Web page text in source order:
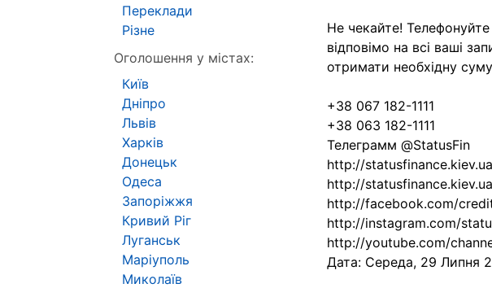
Не чекайте!
відповімо на всі ваші
отримати необхідну
+38 067 182-1111
+38 063 182-1111
Телеграмм @StatusFin
http://
http://
http://facebook.com/
http://instagram.com/
http://youtube.com/
Дата: Середа, 29 Липня
Переклади
Різне
Оголошення у містах:
Київ
Дніпро
Львів
Харків
Донецьк
Одеса
Запоріжжя
Кривий Ріг
Луганськ
Маріуполь
Миколаїв